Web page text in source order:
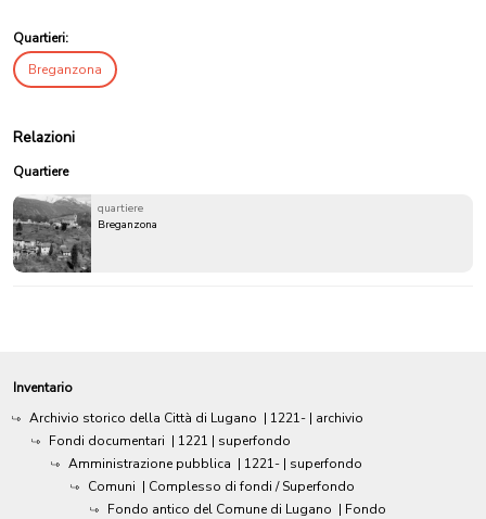
Quartieri:
Breganzona
Relazioni
Quartiere
quartiere
Breganzona
Inventario
Archivio storico della Città di Lugano | 1221- | archivio
Fondi documentari | 1221 | superfondo
Amministrazione pubblica | 1221- | superfondo
Comuni | Complesso di fondi / Superfondo
Fondo antico del Comune di Lugano | Fondo